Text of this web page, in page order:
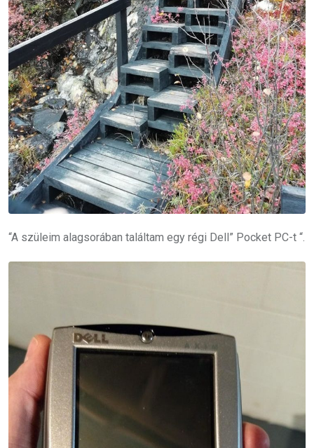
“A szüleim alagsorában találtam egy régi Dell” Pocket PC-t “.